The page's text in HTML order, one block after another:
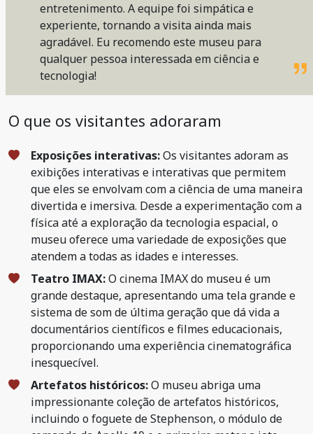
entretenimento. A equipe foi simpática e
experiente, tornando a visita ainda mais
agradável. Eu recomendo este museu para
qualquer pessoa interessada em ciência e
tecnologia!
O que os visitantes adoraram
Exposições interativas:Os visitantes adoram as
exibições interativas e interativas que permitem
que eles se envolvam com a ciência de uma maneira
divertida e imersiva. Desde a experimentação com a
física até a exploração da tecnologia espacial, o
museu oferece uma variedade de exposições que
atendem a todas as idades e interesses.
Teatro IMAX:O cinema IMAX do museu é um
grande destaque, apresentando uma tela grande e
sistema de som de última geração que dá vida a
documentários científicos e filmes educacionais,
proporcionando uma experiência cinematográfica
inesquecível.
Artefatos históricos:O museu abriga uma
impressionante coleção de artefatos históricos,
incluindo o foguete de Stephenson, o módulo de